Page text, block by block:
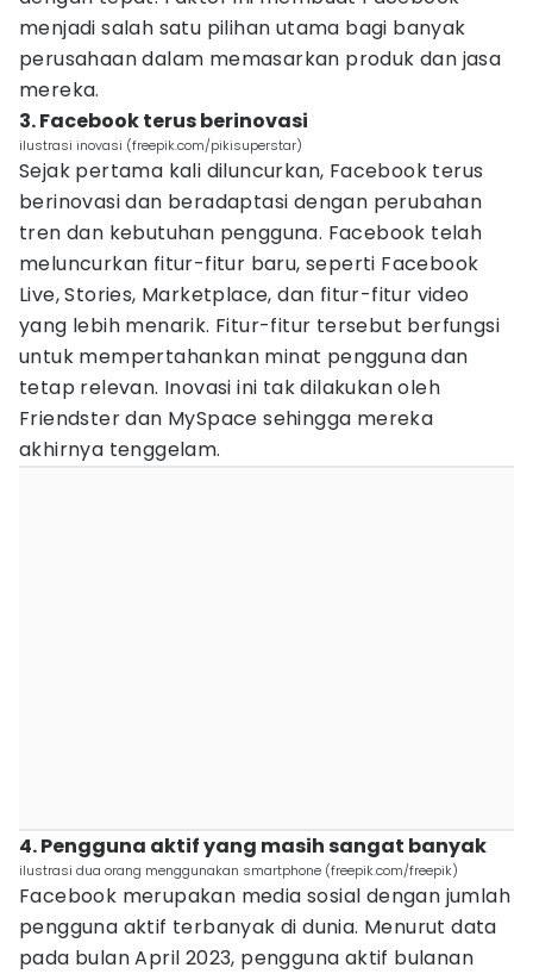
menjadi salah satu pilihan utama bagi banyak
perusahaan dalam memasarkan produk dan jasa
mereka.
3. Facebook terus berinovasi
ilustrasi inovasi (freepik.com/pikisuperstar)
Sejak pertama kali diluncurkan, Facebook terus
berinovasi dan beradaptasi dengan perubahan
tren dan kebutuhan pengguna. Facebook telah
meluncurkan fitur-fitur baru, seperti Facebook
Live, Stories, Marketplace, dan fitur-fitur video
yang lebih menarik. Fitur-fitur tersebut berfungsi
untuk mempertahankan minat pengguna dan
tetap relevan. Inovasi ini tak dilakukan oleh
Friendster dan MySpace sehingga mereka
akhirnya tenggelam.
4. Pengguna aktif yang masih sangat banyak
ilustrasi dua orang menggunakan smartphone (freepik.com/freepik)
Facebook merupakan media sosial dengan jumlah
pengguna aktif terbanyak di dunia. Menurut data
pada bulan April 2023, pengguna aktif bulanan